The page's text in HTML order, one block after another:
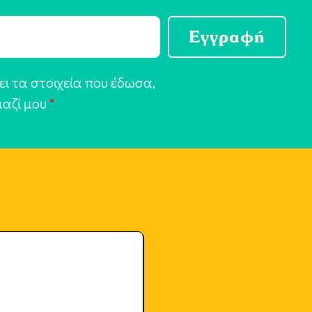
τα στοιχεία που έδωσα,
μου *
Εγγραφή